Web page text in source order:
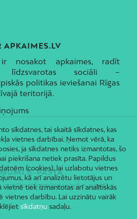
APKAIMES.LV
nosakot apkaimes, radīt
līdzsvarotas sociāli –
politikas ieviešanai Rīgas
teritorijā.
E-PASTĀ
jaunāko informāciju savā e-pastā!
sīkdatnes, tai skaitā sīkdatnes, kas
vietnes darbībai. Ņemot vērā, ka
ja sīkdatnes netiks izmantotas, šo
piekrišana netiek prasīta. Papildus
(cookies), lai uzlabotu vietnes
kā arī analizētu lietotājus un
vietnē tiek izmantotas arī analītiskās
vietnes darbību. Lai uzzinātu vairāk
sīkdatņusadaļu.